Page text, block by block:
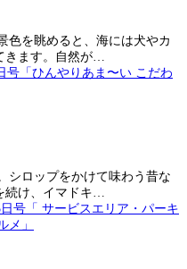
色を眺めると、海には犬やカ
きます。自然が…
シロップをかけて味わう昔な
続け、イマドキ…